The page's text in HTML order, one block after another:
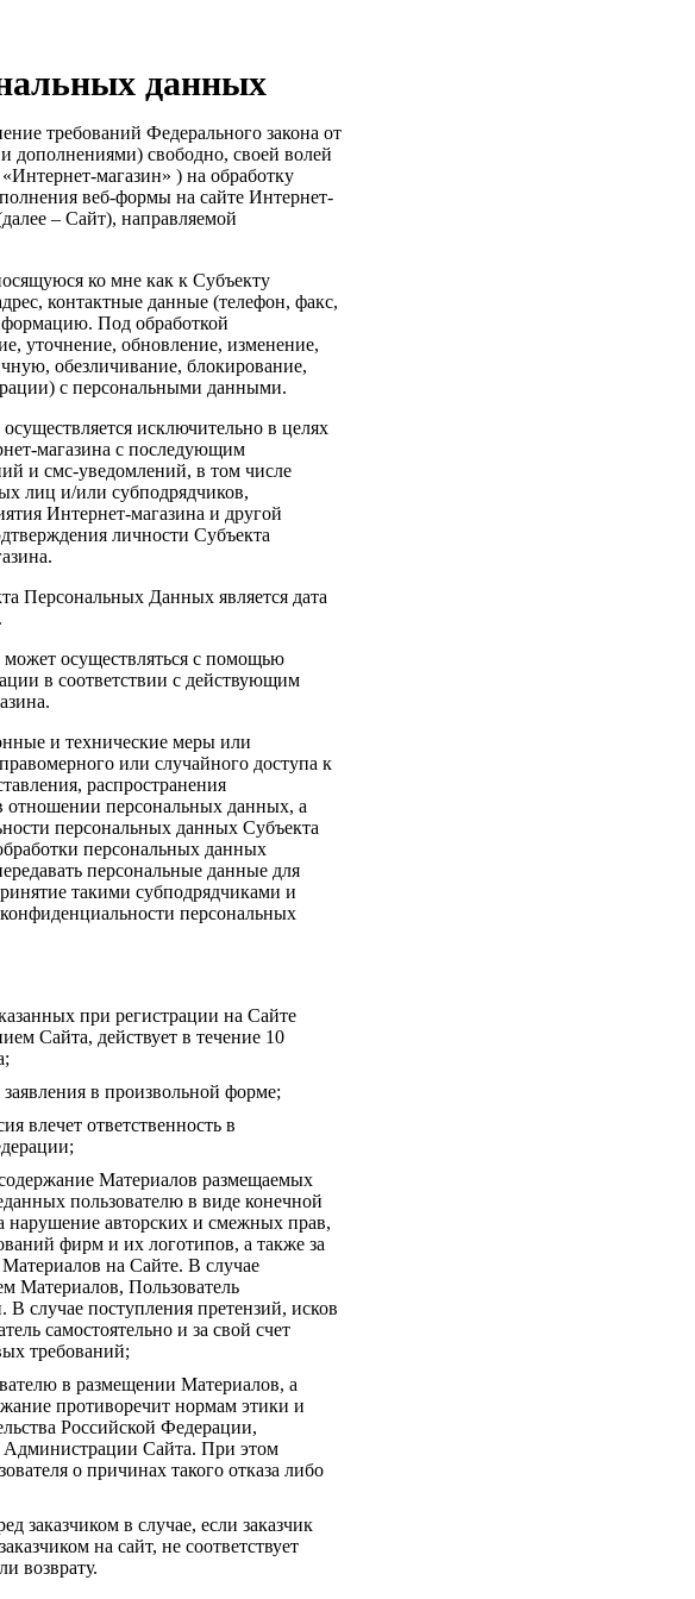
данных
требований Федерального закона от
свободно, своей волей
магазин» ) на обработку
веб-формы на сайте Интернет-
– Сайт), направляемой
ко мне как к Субъекту
контактные данные (телефон, факс,
Под обработкой
уточнение, обновление, изменение,
обезличивание, блокирование,
с персональными данными.
исключительно в целях
магазина с последующим
и смс-уведомлений, в том числе
лиц и/или субподрядчиков,
Интернет-магазина и другой
личности Субъекта
Персональных Данных является дата
осуществляться с помощью
в соответствии с действующим
и технические меры или
или случайного доступа к
распространения
отношении персональных данных, а
персональных данных Субъекта
персональных данных
персональные данные для
такими субподрядчиками и
персональных
при регистрации на Сайте
Cайта, действует в течение 10
в произвольной форме;
влечет ответственность в
Материалов размещаемых
пользователю в виде конечной
нарушение авторских и смежных прав,
фирм и их логотипов, а также за
на Сайте. В случае
Материалов, Пользователь
В случае поступления претензий, исков
самостоятельно и за свой счет
требований;
в размещении Материалов, а
противоречит нормам этики и
Российской Федерации,
Администрации Сайта. При этом
о причинах такого отказа либо
заказчиком в случае, если заказчик
на сайт, не соответствует
возврату.